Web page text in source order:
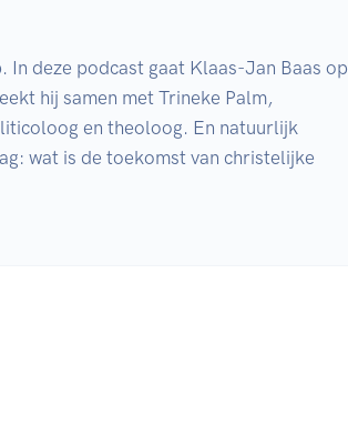
deze podcast gaat Klaas-Jan Baas op
hij samen met Trineke Palm,
en theoloog. En natuurlijk
wat is de toekomst van christelijke